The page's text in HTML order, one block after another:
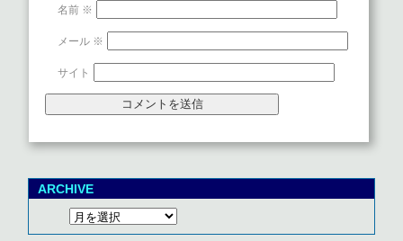
名前 ※
メール ※
サイト
ARCHIVE